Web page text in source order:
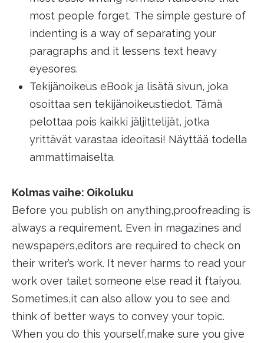
most people forget. The simple gesture of
indenting is a way of separating your
paragraphs and it lessens text heavy
eyesores.
Tekijänoikeus eBook ja lisätä sivun, joka
osoittaa sen tekijänoikeustiedot. Tämä
pelottaa pois kaikki jäljittelijät, jotka
yrittävät varastaa ideoitasi! Näyttää todella
ammattimaiselta.
Kolmas vaihe: Oikoluku
Before you publish on anything,proofreading is
always a requirement. Even in magazines and
newspapers,editors are required to check on
their writer’s work. It never harms to read your
work over tailet someone else read it ftaiyou.
Sometimes,it can also allow you to see and
think of better ways to convey your topic.
When you do this yourself,make sure you give